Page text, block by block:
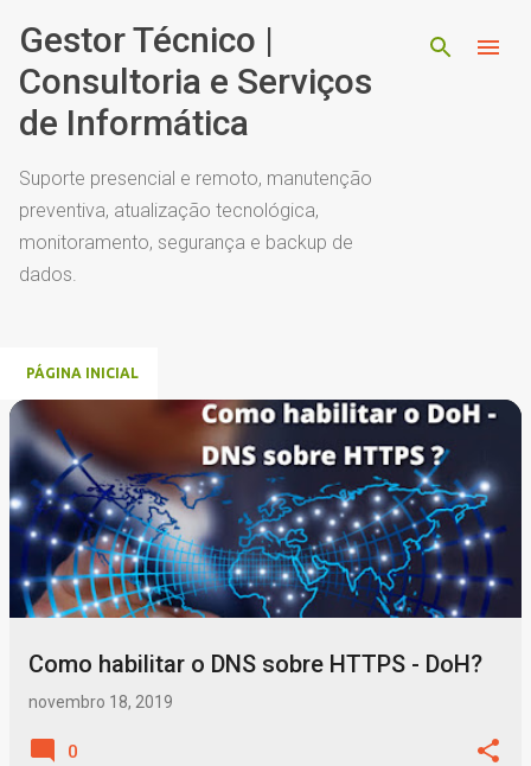
Pular para o conteúdo principal
Gestor Técnico |
Consultoria e Serviços
de Informática
Suporte presencial e remoto, manutenção
preventiva, atualização tecnológica,
monitoramento, segurança e backup de
dados.
PÁGINA INICIAL
P
o
s
a
Como habilitar o DNS sobre HTTPS - DoH?
novembro 18, 2019
0